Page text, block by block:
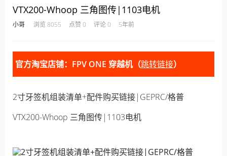
VTX200-Whoop 三角图传|1103电机
小哥 浏览 8055 点赞 0 评论 0 5年前
官方淘宝店铺：FPV ONE 穿越机（跳转链接）
2寸牙签机组装清单+配件购买链接|GEPRC/格普
VTX200-Whoop 三角图传|1103电机